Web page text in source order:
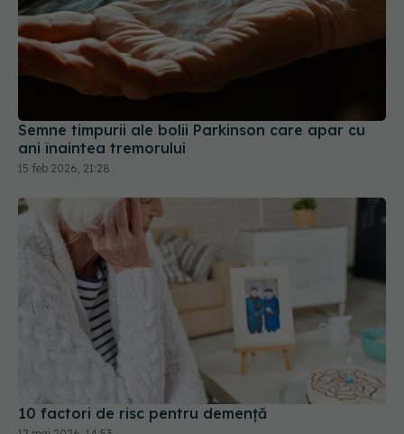
Semne timpurii ale bolii Parkinson care apar cu
ani înaintea tremorului
15 feb 2026, 21:28
10 factori de risc pentru demență